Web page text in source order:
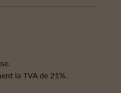
la TVA de 21%.